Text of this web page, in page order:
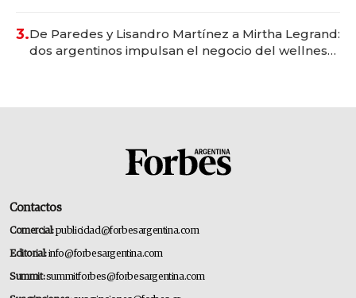
3.De Paredes y Lisandro Martínez a Mirtha Legrand:
dos argentinos impulsan el negocio del wellness
Contactos
Comercial:publicidad@forbesargentina.com
Editorial:info@forbesargentina.com
Summit:summitforbes@forbesargentina.com